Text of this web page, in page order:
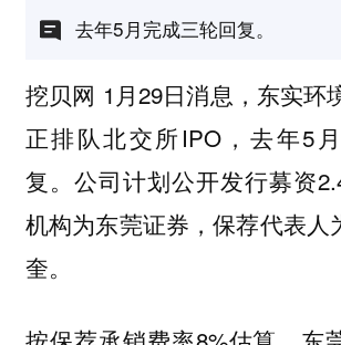
去年5月完成三轮回复。
挖贝网 1月29日消息，东实环
正排队北交所IPO，去年5
复。公司计划公开发行募资
机构为东莞证券，保荐代表人
奎。